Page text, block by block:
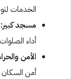
الخدمات
مسجد كبير:
أداء
الأمن
أمن